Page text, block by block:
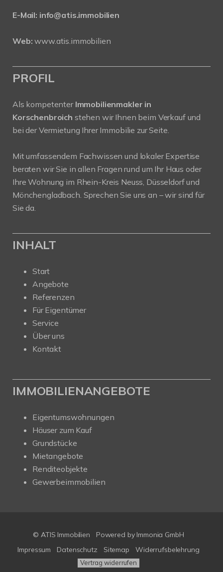
E-Mail: info@atis.immobilien
Web: www.atis.immobilien
PROFIL
Als kompetenter Immobilienmakler in
Korschenbroich stehen wir Ihnen beim Verkauf und
bei der Vermietung Ihrer Immobilie zur Seite.
Mit umfassendem Fachwissen und lokaler Expertise
beraten wir Sie in allen Fragen rund um Ihr Haus oder
Ihre Wohnung im Rhein-Kreis Neuss, Düsseldorf und
Mönchengladbach. Sprechen Sie uns an – wir sind für
Sie da.
INHALT
Start
Angebote
Referenzen
Für Eigentümer
Service
Über uns
Kontakt
IMMOBILIENANGEBOTE
Eigentumswohnungen
Häuser zum Kauf
Grundstücke
Mietangebote
Renditeobjekte
Gewerbeimmobilien
© ATIS Immobilien Powered by Immonia GmbH
Impressum
Datenschutz Sitemap Widerrufsbelehrung
Vertrag widerrufen